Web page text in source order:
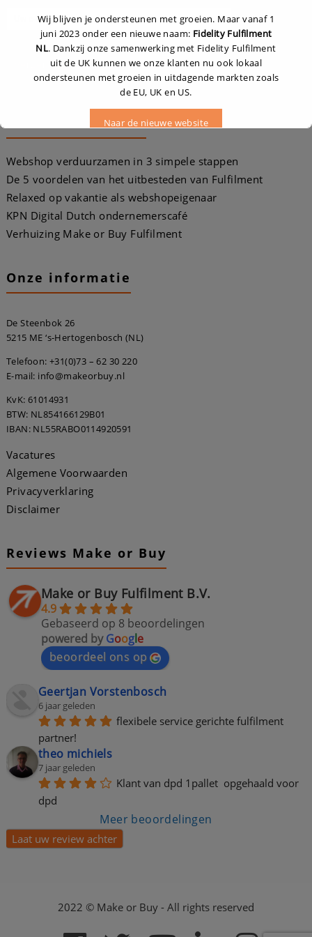
Recente berichten
Webshop verduurzamen in 3 simpele stappen
De 5 voordelen van het uitbesteden van Fulfilment
Relaxed op vakantie als webshopeigenaar
KPN Digital Dutch ondernemerscafé
Verhuizing Make or Buy Fulfilment
Onze informatie
De Steenbok 26
5215 ME ‘s-Hertogenbosch (NL)
Telefoon: +31(0)73 – 62 30 220
E-mail: info@makeorbuy.nl
KvK: 61014931
BTW: NL854166129B01
IBAN: NL55RABO0114920591
Vacatures
Algemene Voorwaarden
Privacyverklaring
Disclaimer
Reviews Make or Buy
Make or Buy Fulfilment B.V.
4.9
Gebaseerd op 8 beoordelingen
powered byGoogle
beoordeel ons op
Geertjan Vorstenbosch
6 jaar geleden
flexibele service gerichte fulfilment
partner!
theo michiels
7 jaar geleden
Klant van dpd 1pallet  opgehaald voor
dpd
Meer beoordelingen
Laat uw review achter
2022 © Make or Buy - All rights reserved
Wij blijven je ondersteunen met groeien. Maar vanaf 1
juni 2023 onder een nieuwe naam: Fidelity Fulfilment
NL. Dankzij onze samenwerking met Fidelity Fulfilment
uit de UK kunnen we onze klanten nu ook lokaal
ondersteunen met groeien in uitdagende markten zoals
de EU, UK en US.
Naar de nieuwe website
Dit zal sluiten in16seconden